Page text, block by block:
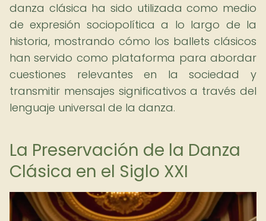
danza clásica ha sido utilizada como medio
de expresión sociopolítica a lo largo de la
historia, mostrando cómo los ballets clásicos
han servido como plataforma para abordar
cuestiones relevantes en la sociedad y
transmitir mensajes significativos a través del
lenguaje universal de la danza.
La Preservación de la Danza
Clásica en el Siglo XXI